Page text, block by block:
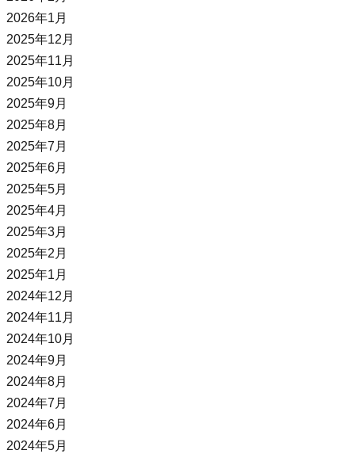
2026年1月
2025年12月
2025年11月
2025年10月
2025年9月
2025年8月
2025年7月
2025年6月
2025年5月
2025年4月
2025年3月
2025年2月
2025年1月
2024年12月
2024年11月
2024年10月
2024年9月
2024年8月
2024年7月
2024年6月
2024年5月